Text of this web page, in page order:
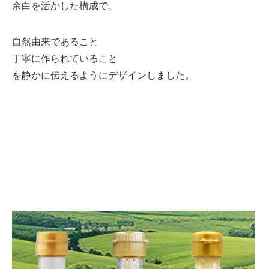
余白を活かした構成で、
自然由来であること
丁寧に作られていること
を静かに伝えるようにデザインしました。